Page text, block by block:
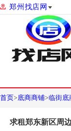
郑州找店网
首页>底商商铺>临街底
求租郑东新区周